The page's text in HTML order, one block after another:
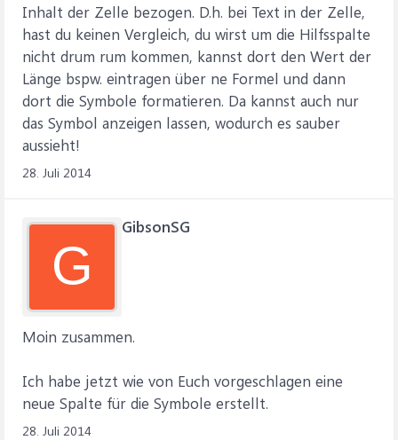
Inhalt der Zelle bezogen. D.h. bei Text in der Zelle,
hast du keinen Vergleich, du wirst um die Hilfsspalte
nicht drum rum kommen, kannst dort den Wert der
Länge bspw. eintragen über ne Formel und dann
dort die Symbole formatieren. Da kannst auch nur
das Symbol anzeigen lassen, wodurch es sauber
aussieht!
28. Juli 2014
G
GibsonSG
Moin zusammen.
Ich habe jetzt wie von Euch vorgeschlagen eine
neue Spalte für die Symbole erstellt.
28. Juli 2014